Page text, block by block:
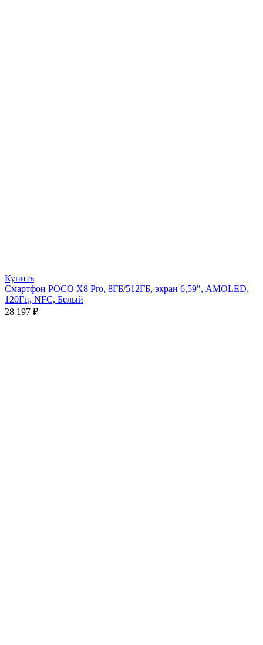
Купить
Смартфон POCO X8 Pro, 8ГБ/512ГБ, экран 6,59″, AMOLED,
120Гц, NFC, Белый
28 197 ₽